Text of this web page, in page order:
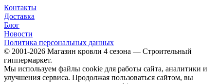
Контакты
Доставка
Блог
Новости
Политика персональных данных
© 2001-2026 Магазин кровли 4 сезона — Строительный
гиппермаркет.
Мы используем файлы cookie для работы сайта, аналитики и
улучшения сервиса. Продолжая пользоваться сайтом, вы